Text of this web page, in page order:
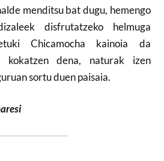
menditsu bat dugu, hemengo
disfrutatzeko helmuga
Chicamocha kainoia da
kokatzen dena, naturak izen
sortu duen paisaia.